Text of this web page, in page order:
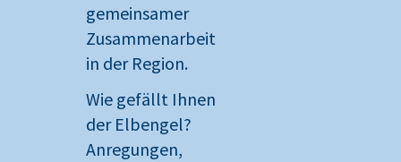
gemeinsamer
Zusammenarbeit
in der Region.
Wie gefällt Ihnen
der Elbengel?
Anregungen,